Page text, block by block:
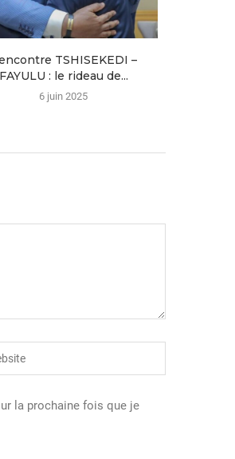
TSHISEKEDI –
FAYULU : le rideau de...
6 juin 2025
la prochaine fois que je